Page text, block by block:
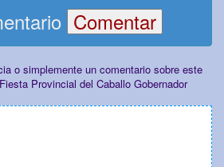
o simplemente un comentario sobre este
Provincial del Caballo Gobernador